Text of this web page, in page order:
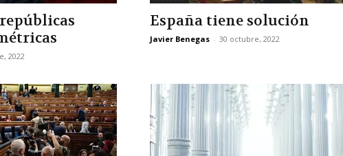
2022
España tiene solución
Javier Benegas - 30 octubre, 2022